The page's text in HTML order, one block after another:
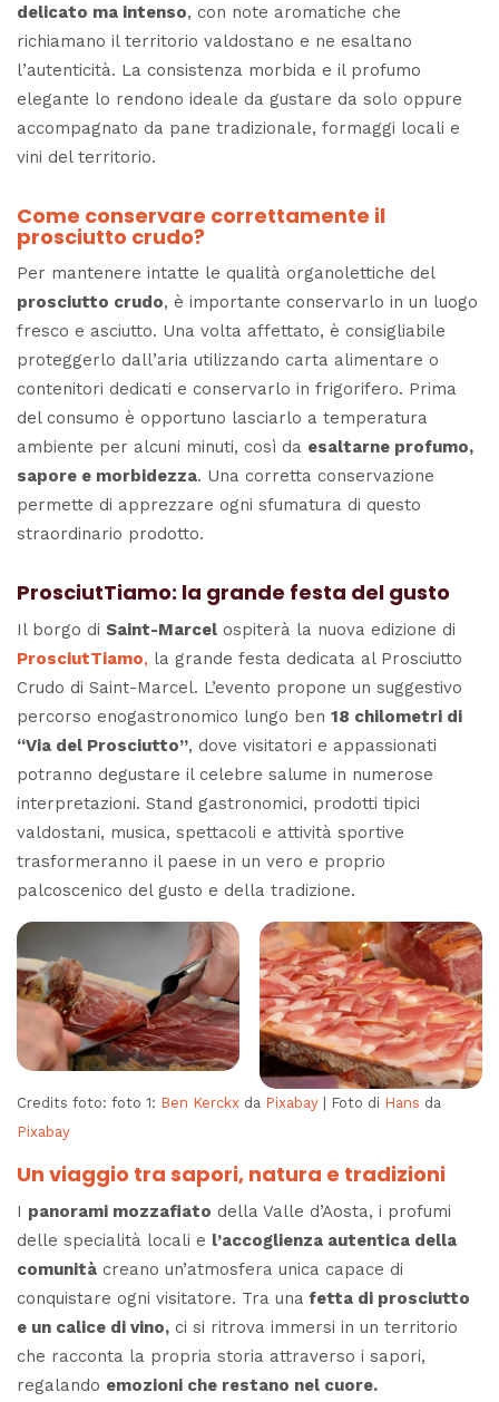
delicato ma intenso, con note aromatiche che
richiamano il territorio valdostano e ne esaltano
l’autenticità. La consistenza morbida e il profumo
elegante lo rendono ideale da gustare da solo oppure
accompagnato da pane tradizionale, formaggi locali e
vini del territorio.
Come conservare correttamente il
prosciutto crudo?
Per mantenere intatte le qualità organolettiche del
prosciutto crudo, è importante conservarlo in un luogo
fresco e asciutto. Una volta affettato, è consigliabile
proteggerlo dall’aria utilizzando carta alimentare o
contenitori dedicati e conservarlo in frigorifero. Prima
del consumo è opportuno lasciarlo a temperatura
ambiente per alcuni minuti, così da esaltarne profumo,
sapore e morbidezza. Una corretta conservazione
permette di apprezzare ogni sfumatura di questo
straordinario prodotto.
ProsciutTiamo: la grande festa del gusto
Il borgo di Saint-Marcel ospiterà la nuova edizione di
ProsciutTiamo, la grande festa dedicata al Prosciutto
Crudo di Saint-Marcel. L’evento propone un suggestivo
percorso enogastronomico lungo ben 18 chilometri di
“Via del Prosciutto”, dove visitatori e appassionati
potranno degustare il celebre salume in numerose
interpretazioni. Stand gastronomici, prodotti tipici
valdostani, musica, spettacoli e attività sportive
trasformeranno il paese in un vero e proprio
palcoscenico del gusto e della tradizione.
Credits foto: foto 1: Ben Kerckx da Pixabay | Foto di Hans da
Pixabay
Un viaggio tra sapori, natura e tradizioni
I panorami mozzafiato della Valle d’Aosta, i profumi
delle specialità locali e l’accoglienza autentica della
comunità creano un’atmosfera unica capace di
conquistare ogni visitatore. Tra una fetta di prosciutto
e un calice di vino, ci si ritrova immersi in un territorio
che racconta la propria storia attraverso i sapori,
regalando emozioni che restano nel cuore.